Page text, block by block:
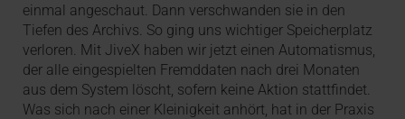
einmal angeschaut. Dann verschwanden sie in den
Tiefen des Archivs. So ging uns wichtiger Speicherplatz
verloren. Mit JiveX haben wir jetzt einen Automatismus,
der alle eingespielten Fremddaten nach drei Monaten
aus dem System löscht, sofern keine Aktion stattfindet.
Was sich nach einer Kleinigkeit anhört, hat in der Praxis